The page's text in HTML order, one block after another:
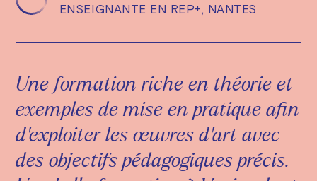
ENSEIGNANTE EN REP+, NANTES
Une formation riche en théorie et
exemples de mise en pratique afin
d'exploiter les œuvres d'art avec
des objectifs pédagogiques précis.